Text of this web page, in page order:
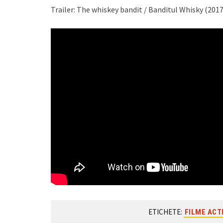
Trailer: The whiskey bandit / Banditul Whisky
ETICHETE: FILME